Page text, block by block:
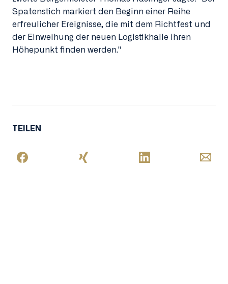
Spatenstich markiert den Beginn einer Reihe
erfreulicher Ereignisse, die mit dem Richtfest und
der Einweihung der neuen Logistikhalle ihren
Höhepunkt finden werden."
TEILEN